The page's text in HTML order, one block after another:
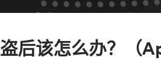
后该怎么办？（